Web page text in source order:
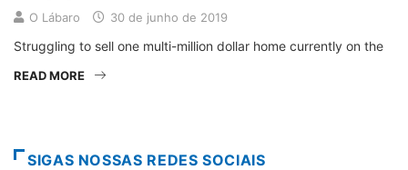
O Lábaro 30 de junho de 2019
Struggling to sell one multi-million dollar home currently on the
READ MORE
SIGAS NOSSAS REDES SOCIAIS